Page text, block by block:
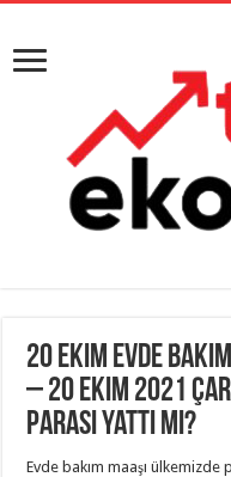
20 Ekim Evde
– 20 Ekim 2021
Parası Yattı Mı?
Evde bakım maaşı